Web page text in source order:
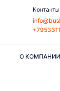
О КОМПАНИИ